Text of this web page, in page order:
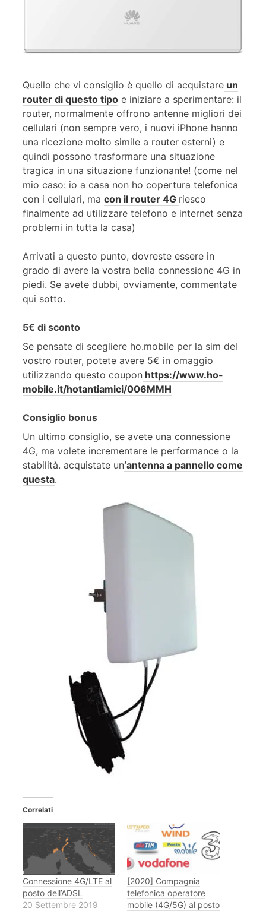
Quello che vi consiglio è quello di acquistare un
router di questo tipo e iniziare a sperimentare: il
router, normalmente offrono antenne migliori dei
cellulari (non sempre vero, i nuovi iPhone hanno
una ricezione molto simile a router esterni) e
quindi possono trasformare una situazione
tragica in una situazione funzionante! (come nel
mio caso: io a casa non ho copertura telefonica
con i cellulari, ma con il router 4G riesco
finalmente ad utilizzare telefono e internet senza
problemi in tutta la casa)
Arrivati a questo punto, dovreste essere in
grado di avere la vostra bella connessione 4G in
piedi. Se avete dubbi, ovviamente, commentate
qui sotto.
5€ di sconto
Se pensate di scegliere ho.mobile per la sim del
vostro router, potete avere 5€ in omaggio
utilizzando questo coupon https://www.ho-
mobile.it/hotantiamici/006MMH
Consiglio bonus
Un ultimo consiglio, se avete una connessione
4G, ma volete incrementare le performance o la
stabilità. acquistate un‘antenna a pannello come
questa.
Correlati
Connessione 4G/LTE al
posto dell’ADSL
20 Settembre 2019
[2020] Compagnia
telefonica operatore
mobile (4G/5G) al posto